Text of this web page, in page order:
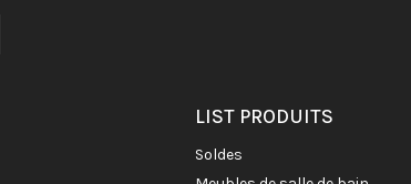
LIST PRODUITS
soldes